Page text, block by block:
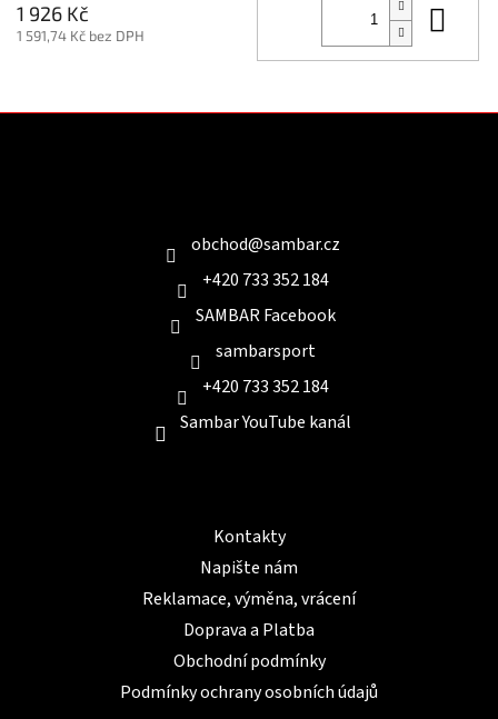
1 926 Kč
1 591,74 Kč bez DPH
obchod@sambar.cz
+420 733 352 184
SAMBAR Facebook
sambarsport
+420 733 352 184
Sambar YouTube kanál
Kontakty
Napište nám
Reklamace, výměna, vrácení
Doprava a Platba
Obchodní podmínky
Podmínky ochrany osobních údajů